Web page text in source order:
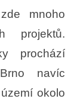
mnoho
projektů.
prochází
navíc
okolo